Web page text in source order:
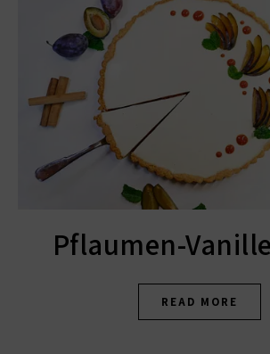
Pflaumen-
READ MORE